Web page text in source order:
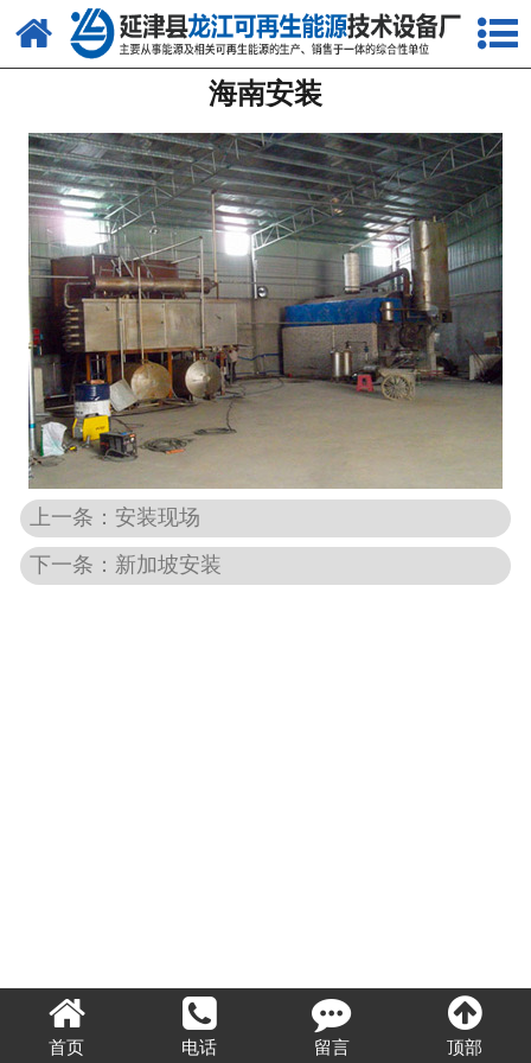
网站首页
产品中心
新闻中心
客户案例
视频中心
资质荣誉
联系我们
海南安装
上一条：安装现场
下一条：新加坡安装
首页 电话 留言 顶部